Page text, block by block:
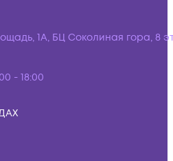
1А, БЦ Соколиная гора, 8
- 18:00